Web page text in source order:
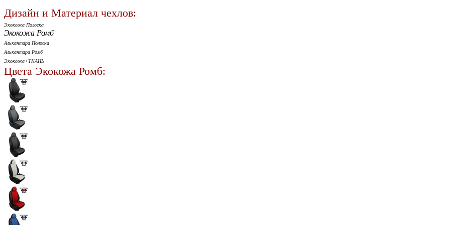
Дизайн и Материал чехлов:
Экокожа Полоска
Экокожа Ромб
Алькантара Полоска
Алькантара Ромб
Экокожа+ТКАНЬ
Цвета Экокожа Ромб: